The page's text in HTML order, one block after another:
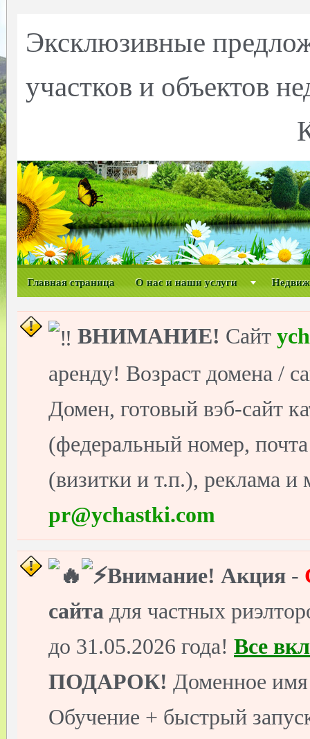
Эксклюзивные
участков и объектов
Главная страница О нас и наши услуги
ВНИМАНИЕ! Сайт
аренду! Возраст домена /
Домен, готовый вэб-сайт
(федеральный номер,
(визитки и т.п.), реклама и
pr@ychastki.com
Внимание! Акция -
сайта для частных
до 31.05.2026 года! Все
ПОДАРОК! Доменное
Обучение + быстрый